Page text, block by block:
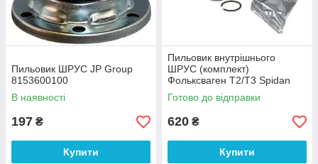
Пильовик ШРУС JP Group
8153600100
В наявності
197 ₴
Купити
Пильовик внутрішнього
ШРУС (комплект)
Фольксваген Т2/Т3 Spidan
22451
Готово до відправки
620 ₴
Купити